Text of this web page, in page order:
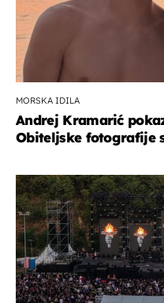
MORSKA IDILA
Andrej Kramarić
Obiteljske fotografije